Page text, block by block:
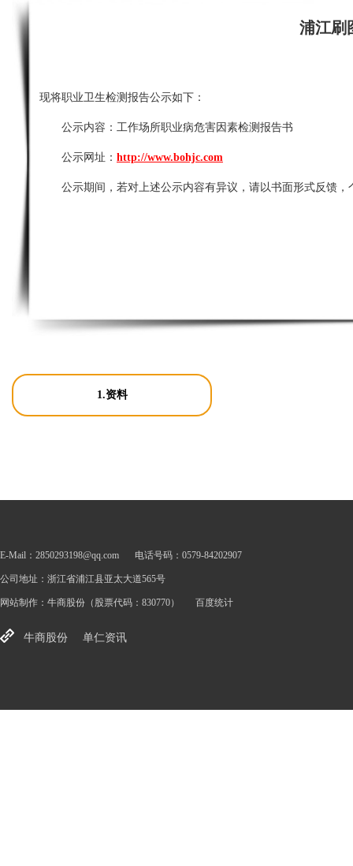
浦江刷
现将职业卫生检测报告公示如下：
公示内容： 工作场所职业病危害因素检测报告书
公示网址： http://www.bohjc.com
公示期间，若对上述公示内容有异议，请以书面形式反馈，
1.资料
E-Mail：2850293198@qq.com 电话号码：0579-84202907
公司地址：浙江省浦江县亚太大道565号
网站制作： 牛商股份 （股票代码：830770） 百度统计
牛商股份 单仁资讯